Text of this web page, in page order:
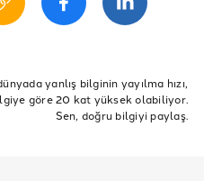
ligi mit teşkilat
yanlış bilginin yayılma hızı,
göre 20 kat yüksek olabiliyor.
Sen, doğru bilgiyi paylaş.